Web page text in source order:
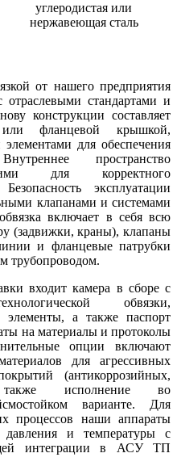
углеродистая или
нержавеющая сталь
от нашего предприятия
отраслевыми стандартами и
конструкции составляет
фланцевой крышкой,
для обеспечения
пространство
для корректного
эксплуатации
клапанами и системами
включает в себя всю
(задвижки, краны), клапаны
и фланцевые патрубки
трубопроводом.
входит камера в сборе с
обвязки,
а также паспорт
на материалы и протоколы
опции включают
для агрессивных
(антикоррозийных,
также исполнение во
варианте. Для
процессов наши аппараты
давления и температуры с
интеграции в АСУ ТП